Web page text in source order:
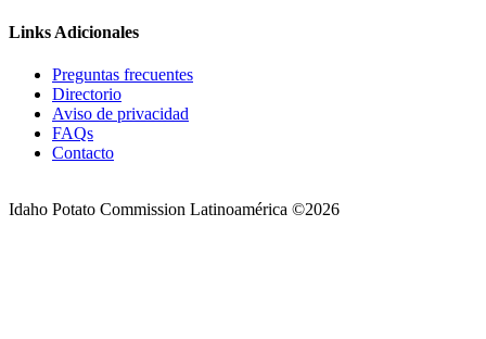
Links Adicionales
Preguntas frecuentes
Directorio
Aviso de privacidad
FAQs
Contacto
Idaho Potato Commission Latinoamérica ©2026